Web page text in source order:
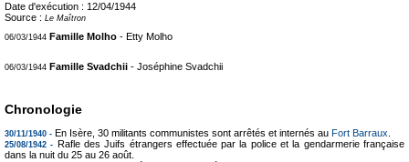
Date d'exécution : 12/04/1944
Source : Le Maîtron
06/03/1944 Famille Molho - Etty Molho
06/03/1944 Famille Svadchii - Joséphine Svadchii
Chronologie
30/11/1940 - En Isère, 30 militants communistes sont arrêtés et internés au Fort Barraux
25/08/1942 -
Rafle des Juifs étrangers effectuée par la police et la gendarmerie française
dans la nuit du 25 au 26 août.